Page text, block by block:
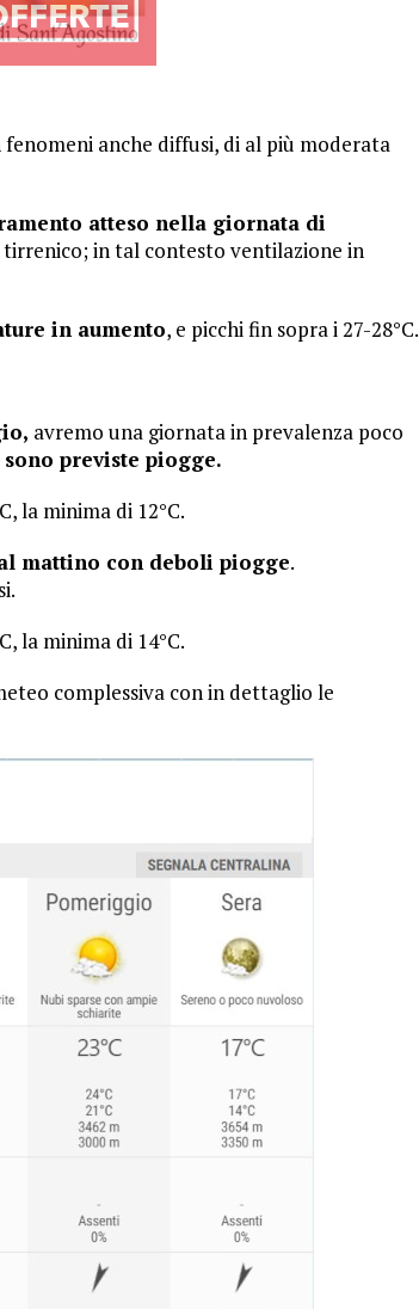
anche diffusi, di al più moderata
atteso nella giornata di
in tal contesto ventilazione in
in aumento, e picchi fin sopra i 27-28°C.
avremo una giornata in prevalenza poco
previste piogge.
la minima di 12°C.
mattino con deboli piogge.
la minima di 14°C.
complessiva con in dettaglio le